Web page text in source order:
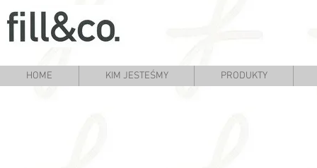
HOME KIM JESTEŚMY PRODUKTY